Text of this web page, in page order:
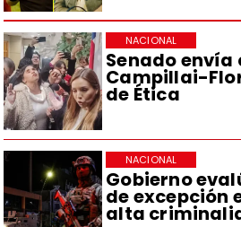
Senado envía
Campillai-
de Ética
NACIONAL
Gobierno
de excepción
alta
NACIONAL